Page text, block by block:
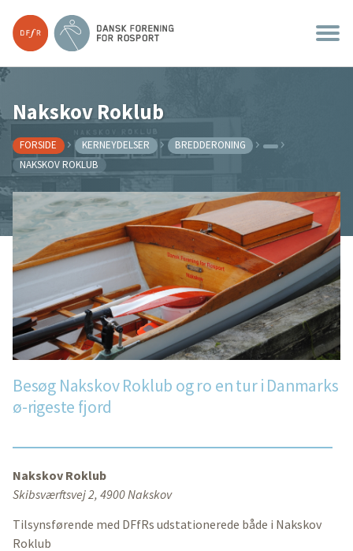
Nakskov Roklub
FORSIDE KERNEYDELSER
BREDDERONING
NAKSKOV ROKLUB
Besøg Nakskov Roklub og ro en tur i Danmarks
ø-rigeste fjord
Nakskov Roklub
Skibsværftsvej 2, 4900 Nakskov
Tilsynsførende med DFfRs udstationerede både i Nakskov
Roklub